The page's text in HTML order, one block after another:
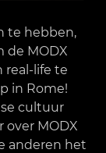
te hebben,
de MODX
real-life te
in Rome!
cultuur
MODX
anderen het